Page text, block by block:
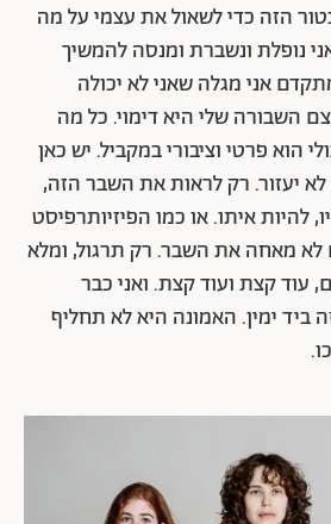
הזה כדי לשאול את עצמי על מה
נופלת ונשברת ומנסה להמשיך
אני מגלה שאני לא יכולה
השבורה שלי היא דימוי. כל מה
הוא פרטי וציבורי במקביל. יש כאן
יעזור. רק לראות את השבר הזה,
להיות איתו. או כמו הפיזיותרפיסט
מאחה את השבר. רק תרגול, ומלא
עוד קצת ועוד קצת. ואני כבר
ימין. האמונה היא לא תחליף